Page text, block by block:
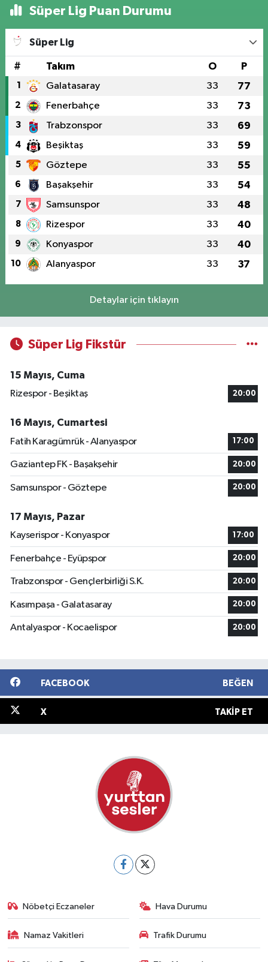
Süper Lig Puan Durumu
Süper Lig
# Takım O P
1 Galatasaray 33 77
2 Fenerbahçe 33 73
3 Trabzonspor 33 69
4 Beşiktaş 33 59
5 Göztepe 33 55
6 Başakşehir 33 54
7 Samsunspor 33 48
8 Rizespor 33 40
9 Konyaspor 33 40
10 Alanyaspor 33 37
Detaylar için tıklayın
Süper Lig Fikstür
15 Mayıs, Cuma
Rizespor - Beşiktaş
20:00
16 Mayıs, Cumartesi
Fatih Karagümrük - Alanyaspor
17:00
Gaziantep FK - Başakşehir 20:00
Samsunspor - Göztepe 20:00
17 Mayıs, Pazar
Kayserispor - Konyaspor
17:00
Fenerbahçe - Eyüpspor 20:00
Trabzonspor - Gençlerbirliği S.K. 20:00
Kasımpaşa - Galatasaray 20:00
Antalyaspor - Kocaelispor 20:00
FACEBOOK BEĞEN
X TAKIP ET
Nöbetçi Eczaneler Hava Durumu
Namaz Vakitleri Trafik Durumu